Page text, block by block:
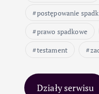
postępowanie
prawo spadkowe
testament
Działy serwisu